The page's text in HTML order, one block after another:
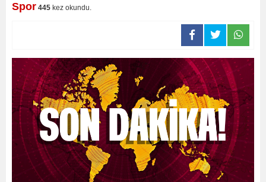
Spor 445 kez okundu.